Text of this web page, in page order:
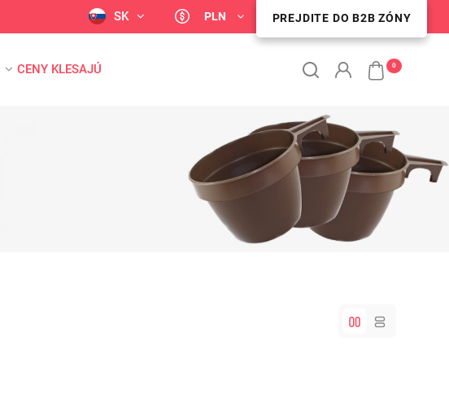
SK PLN PREJDITE DO B2B ZÓNY
PREJDITE DO B2B ZÓNY
CENY KLESAJÚ 0